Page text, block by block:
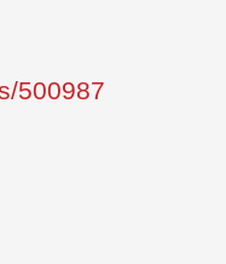
500987